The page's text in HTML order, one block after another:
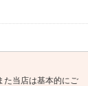
た当店は基本的にご